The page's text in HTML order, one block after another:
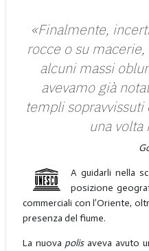
«Finalmente,
rocce o su
alcuni massi
avevamo già
templi
una volta
A guidarli nella
posizione
commerciali con l’Oriente,
presenza del fiume.
La nuova polisaveva avuto